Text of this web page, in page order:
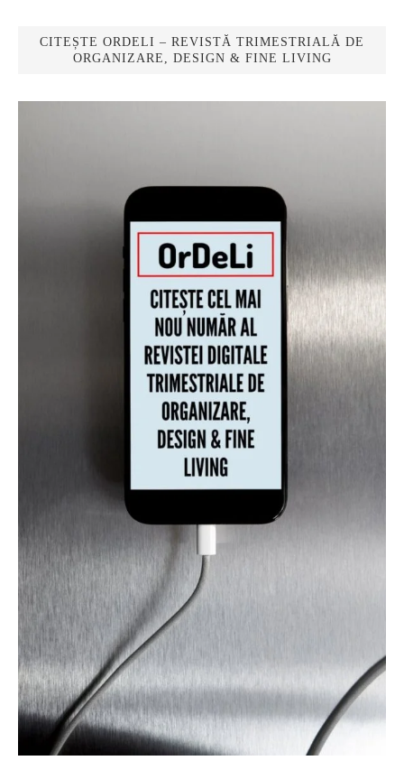
CITEȘTE ORDELI – REVISTĂ TRIMESTRIALĂ DE
ORGANIZARE, DESIGN & FINE LIVING